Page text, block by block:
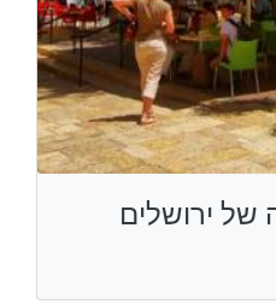
של ירושלים